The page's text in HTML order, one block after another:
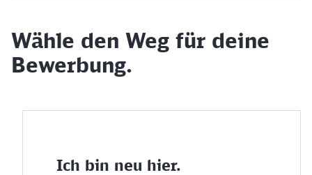
Wähle den Weg für deine
Bewerbung.
Ich bin neu hier.